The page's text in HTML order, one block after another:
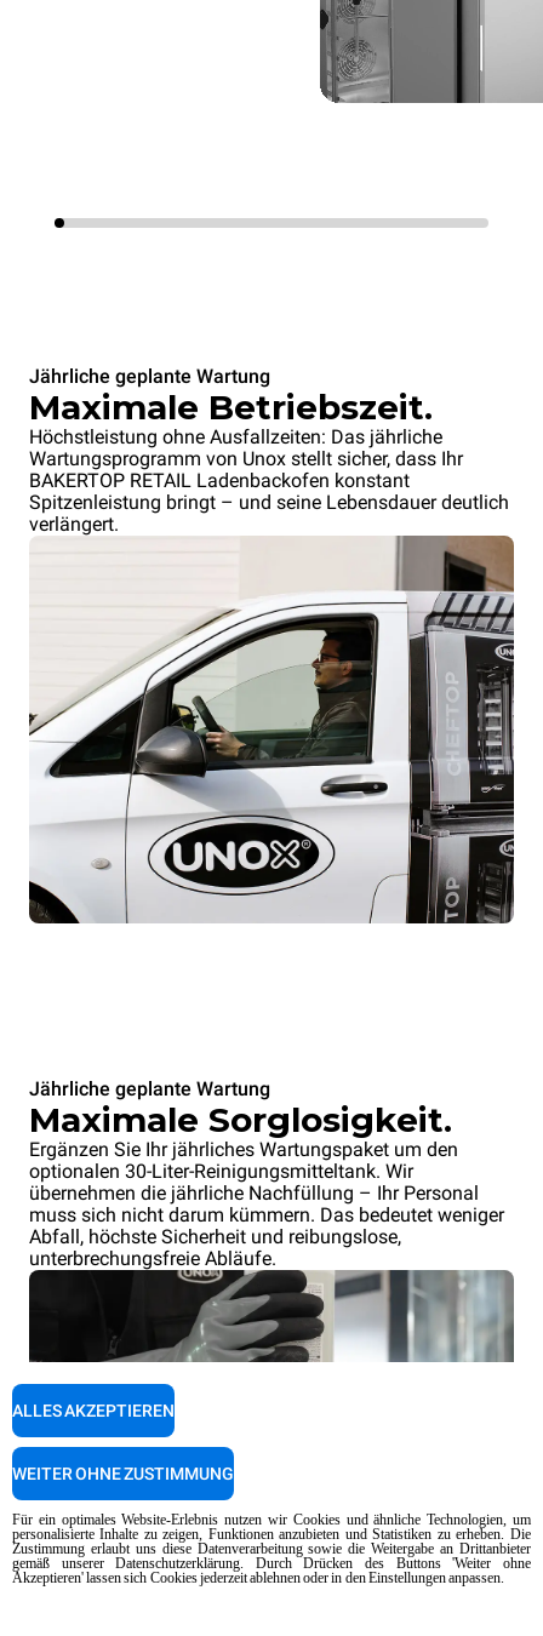
Jährliche geplante Wartung
Maximale Betriebszeit.
Höchstleistung ohne Ausfallzeiten: Das jährliche
Wartungsprogramm von Unox stellt sicher, dass Ihr
BAKERTOP RETAIL Ladenbackofen konstant
Spitzenleistung bringt – und seine Lebensdauer deutlich
verlängert.
Jährliche geplante Wartung
Maximale Sorglosigkeit.
Ergänzen Sie Ihr jährliches Wartungspaket um den
optionalen 30-Liter-Reinigungsmitteltank. Wir
übernehmen die jährliche Nachfüllung – Ihr Personal
muss sich nicht darum kümmern. Das bedeutet weniger
Abfall, höchste Sicherheit und reibungslose,
unterbrechungsfreie Abläufe.
Für ein optimales Website-Erlebnis nutzen wir Cookies und ähnliche Technologien, um
personalisierte Inhalte zu zeigen, Funktionen anzubieten und Statistiken zu erheben. Die
Zustimmung erlaubt uns diese Datenverarbeitung sowie die Weitergabe an Drittanbieter
gemäß unserer Datenschutzerklärung. Durch Drücken des Buttons 'Weiter ohne
Akzeptieren' lassen sich Cookies jederzeit ablehnen oder in den Einstellungen anpassen.
ALLES AKZEPTIEREN
WEITER OHNE ZUSTIMMUNG